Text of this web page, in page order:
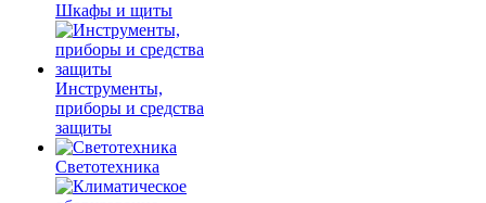
Шкафы и щиты
Инструменты,
приборы и средства
защиты
Светотехника